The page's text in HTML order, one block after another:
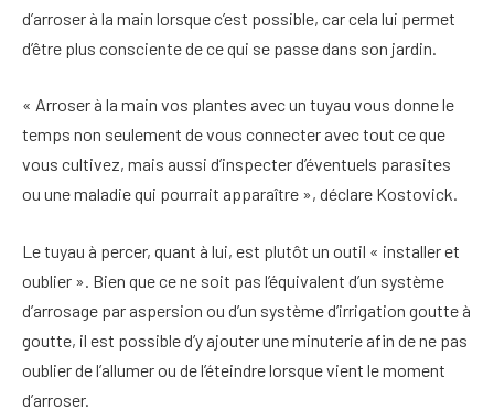
d’arroser à la main lorsque c’est possible, car cela lui permet
d’être plus consciente de ce qui se passe dans son jardin.
« Arroser à la main vos plantes avec un tuyau vous donne le
temps non seulement de vous connecter avec tout ce que
vous cultivez, mais aussi d’inspecter d’éventuels parasites
ou une maladie qui pourrait apparaître », déclare Kostovick.
Le tuyau à percer, quant à lui, est plutôt un outil « installer et
oublier ». Bien que ce ne soit pas l’équivalent d’un système
d’arrosage par aspersion ou d’un système d’irrigation goutte à
goutte, il est possible d’y ajouter une minuterie afin de ne pas
oublier de l’allumer ou de l’éteindre lorsque vient le moment
d’arroser.